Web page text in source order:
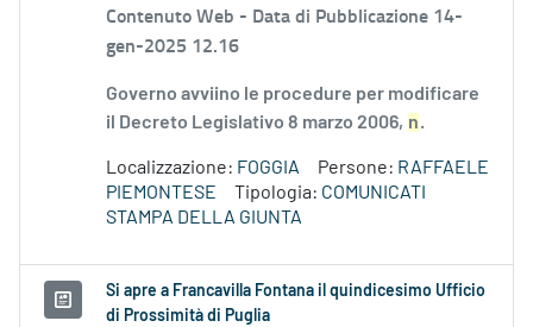
Contenuto Web - Data di Pubblicazione 14-
gen-2025 12.16
Governo avviino le procedure per modificare
il Decreto Legislativo 8 marzo 2006, n.
Localizzazione: FOGGIA Persone: RAFFAELE
PIEMONTESE
Tipologia: COMUNICATI
STAMPA DELLA GIUNTA
Si apre a Francavilla Fontana il quindicesimo Ufficio
di Prossimità di Puglia